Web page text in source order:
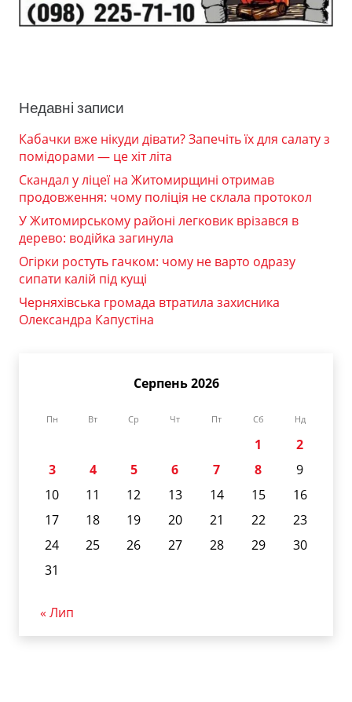
Недавні записи
Кабачки вже нікуди дівати? Запечіть їх для салату з
помідорами — це хіт літа
Скандал у ліцеї на Житомирщині отримав
продовження: чому поліція не склала протокол
У Житомирському районі легковик врізався в
дерево: водійка загинула
Огірки ростуть гачком: чому не варто одразу
сипати калій під кущі
Черняхівська громада втратила захисника
Олександра Капустіна
Серпень 2026
Пн Вт Ср Чт Пт Сб Нд
1
2
3
4 5 6 7 8
9
10
11 12 13 14 15
16
17
18 19 20 21 22
23
24
25 26 27 28 29
30
31
« Лип